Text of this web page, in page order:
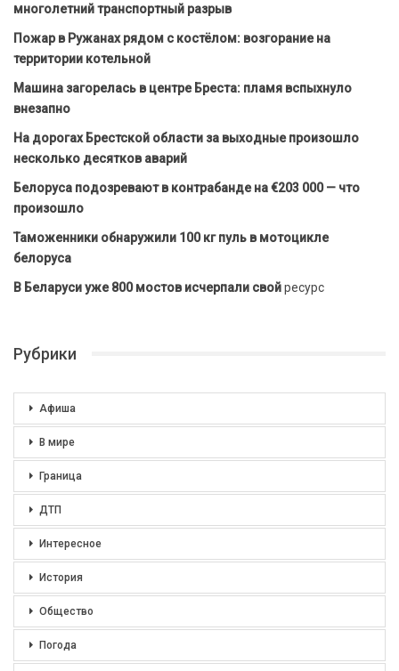
многолетний транспортный разрыв
Пожар в Ружанах рядом с костёлом: возгорание на
территории котельной
Машина загорелась в центре Бреста: пламя вспыхнуло
внезапно
На дорогах Брестской области за выходные произошло
несколько десятков аварий
Белоруса подозревают в контрабанде на €203 000 — что
произошло
Таможенники обнаружили 100 кг пуль в мотоцикле
белоруса
В Беларуси уже 800 мостов исчерпали свойресурс
Рубрики
Афиша
В мире
Граница
ДТП
Интересное
История
Общество
Погода